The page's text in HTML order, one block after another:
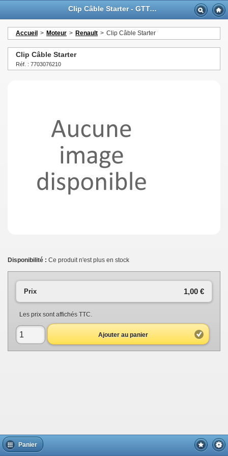
Clip Câble Starter - GTTurbo-online
Accueil > Moteur > Renault > Clip Câble Starter
Clip Câble Starter
Réf. : 7703076210
Disponibilité : Ce produit n'est plus en stock
1,00 €
Prix
Les prix sont affichés TTC.
Ajouter au panier
Panier